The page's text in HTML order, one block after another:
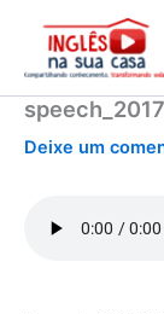
conteúdo
Deixe um